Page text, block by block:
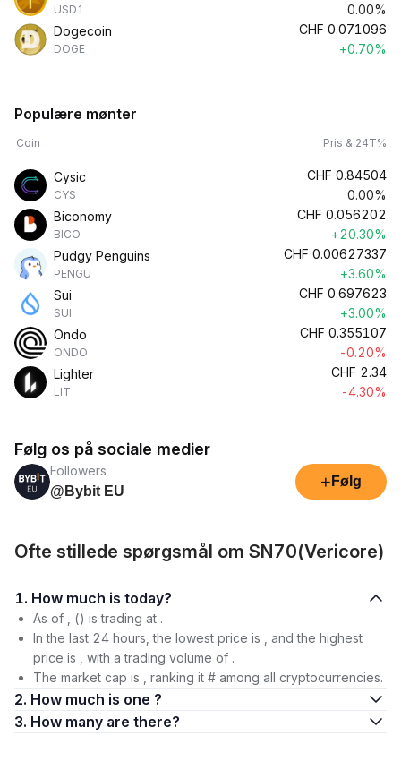
USD1
0.00%
Dogecoin
DOGE
CHF 0.071096
+0.70%
Populære mønter
Coin Pris & 24T%
Cysic
CYS
CHF 0.84504
0.00%
Biconomy
BICO
CHF 0.056202
+20.30%
Pudgy Penguins
PENGU
CHF 0.00627337
+3.60%
Sui
SUI
CHF 0.697623
+3.00%
Ondo
ONDO
CHF 0.355107
-0.20%
Lighter
LIT
CHF 2.34
-4.30%
Følg os på sociale medier
Followers
@Bybit EU
+ Følg
Ofte stillede spørgsmål om SN70(Vericore)
1. How much is today?
As of , () is trading at .
In the last 24 hours, the lowest price is , and the highest
price is , with a trading volume of .
The market cap is , ranking it # among all cryptocurrencies.
2. How much is one ?
3. How many are there?